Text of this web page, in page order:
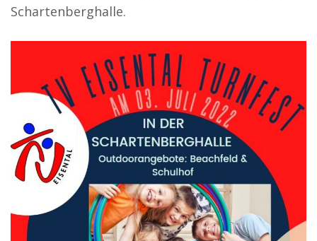
Schartenberghalle.